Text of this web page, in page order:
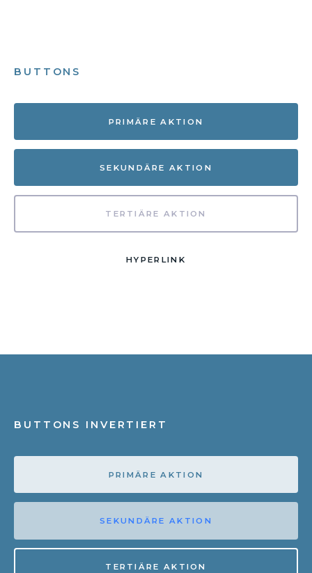
BUTTONS
PRIMÄRE AKTION
SEKUNDÄRE AKTION
TERTIÄRE AKTION
HYPERLINK
BUTTONS INVERTIERT
PRIMÄRE AKTION
SEKUNDÄRE AKTION
TERTIÄRE AKTION